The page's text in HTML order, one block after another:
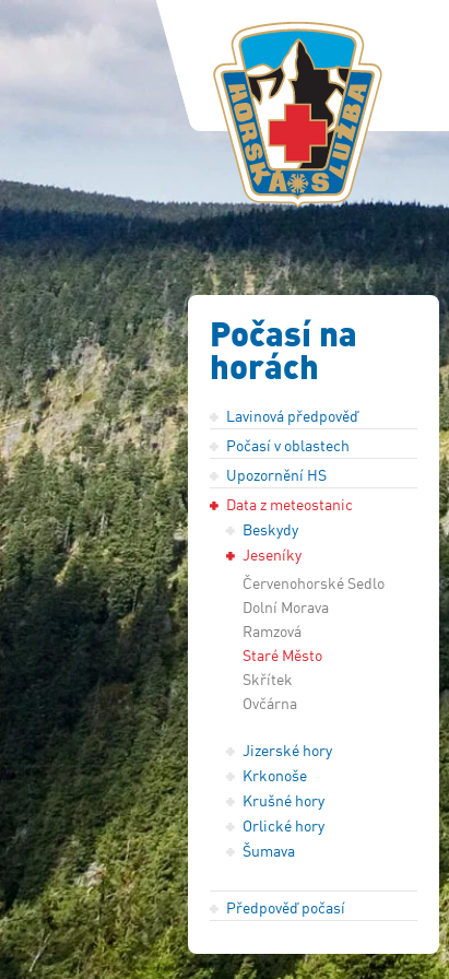
Počasí na
horách
Lavinová předpověď
Počasí v oblastech
Upozornění HS
Data z meteostanic
Beskydy
Jeseníky
Červenohorské Sedlo
Dolní Morava
Ramzová
Staré Město
Skřítek
Ovčárna
Jizerské hory
Krkonoše
Krušné hory
Orlické hory
Šumava
Předpověď počasí